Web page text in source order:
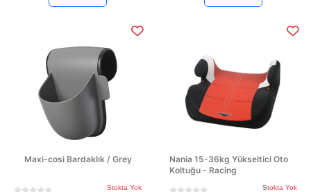
Maxi-cosi Bardaklık / Grey
Stokta Yok
Nania 15-36kg Yükseltici Oto
Koltuğu - Racing
Stokta Yok